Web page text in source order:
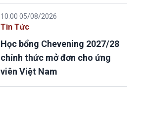
10:00 05/08/2026
Tin Tức
Học bổng Chevening 2027/28
chính thức mở đơn cho ứng
viên Việt Nam